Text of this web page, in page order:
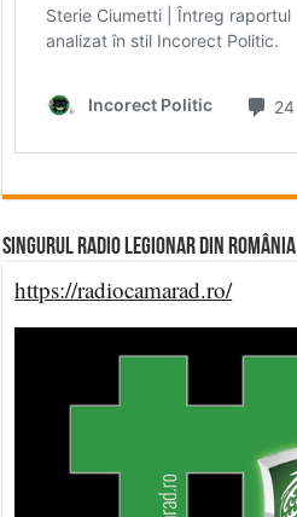
Singurul Radio Legionar din România
https://radiocamarad.ro/